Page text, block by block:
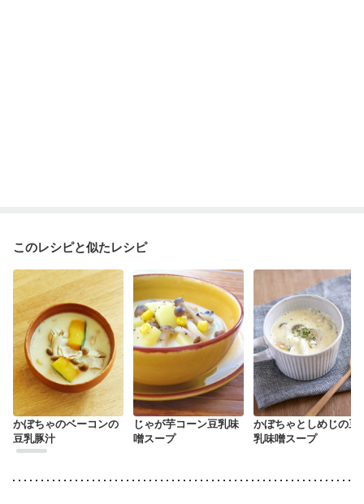
このレシピと似たレシピ
かぼちゃのベーコンの
豆乳豚汁
じゃが芋コーン豆乳味
噌スープ
かぼちゃとしめじの豆
乳味噌スープ